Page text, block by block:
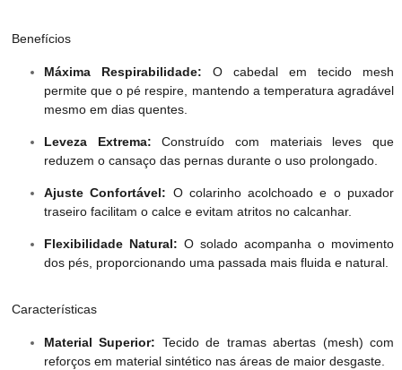
Benefícios
Máxima Respirabilidade: O cabedal em tecido mesh
permite que o pé respire, mantendo a temperatura agradável
mesmo em dias quentes.
Leveza Extrema: Construído com materiais leves que
reduzem o cansaço das pernas durante o uso prolongado.
Ajuste Confortável: O colarinho acolchoado e o puxador
traseiro facilitam o calce e evitam atritos no calcanhar.
Flexibilidade Natural: O solado acompanha o movimento
dos pés, proporcionando uma passada mais fluida e natural.
Características
Material Superior: Tecido de tramas abertas (mesh) com
reforços em material sintético nas áreas de maior desgaste.